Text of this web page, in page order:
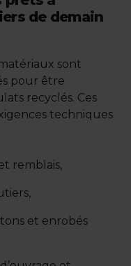
de demain
sont
pour être
recyclés. Ces
techniques
remblais,
et enrobés